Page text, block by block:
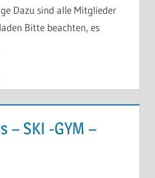
Dazu sind alle Mitglieder
Bitte beachten, es
– SKI -GYM –